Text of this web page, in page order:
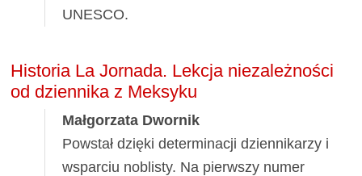
UNESCO.
Historia La Jornada. Lekcja niezależności
od dziennika z Meksyku
Małgorzata Dwornik
Powstał dzięki determinacji dziennikarzy i
wsparciu noblisty. Na pierwszy numer